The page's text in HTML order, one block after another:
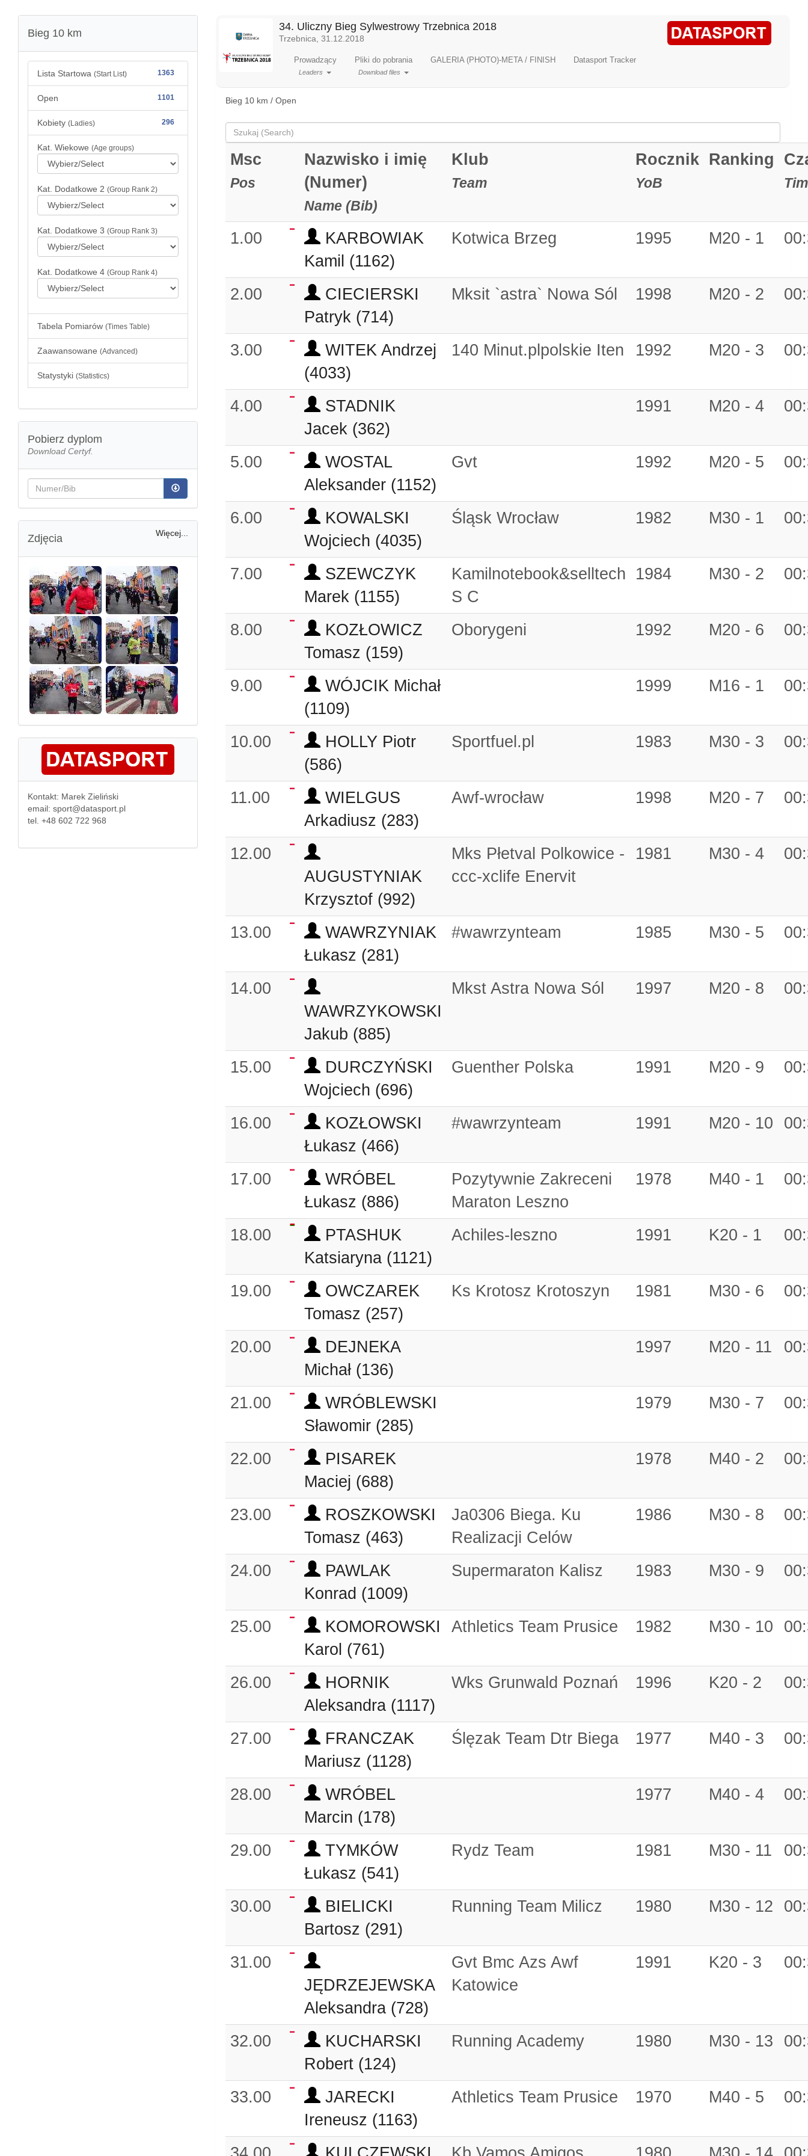
Bieg 10 km
Lista Startowa (Start List) 1363
Open 1101
Kobiety (Ladies) 296
Kat. Wiekowe (Age groups)
Kat. Dodatkowe 2 (Group Rank 2)
Kat. Dodatkowe 3 (Group Rank 3)
Kat. Dodatkowe 4 (Group Rank 4)
Tabela Pomiarów (Times Table)
Zaawansowane (Advanced)
Statystyki (Statistics)
Pobierz dyplom
Download Certyf.
Więcej...
Zdjęcia
Kontakt: Marek Zieliński
email: sport@datasport.pl
tel. +48 602 722 968
34. Uliczny Bieg Sylwestrowy Trzebnica 2018
Trzebnica, 31.12.2018
Prowadzący
Leaders
Pliki do pobrania
Download files
GALERIA (PHOTO)-META / FINISH Datasport Tracker
Bieg 10 km / Open
Msc
Pos
Nazwisko i imię
(Numer)
Name (Bib)
Klub
Team
Rocznik
YoB
Ranking
1.00
KARBOWIAK
Kamil (1162)
Kotwica Brzeg 1995 M20 - 1
2.00
CIECIERSKI
Patryk (714)
Mksit `astra` Nowa Sól 1998 M20 - 2
3.00
WITEK Andrzej
(4033)
140 Minut.plpolskie Iten 1992 M20 - 3
4.00
STADNIK
Jacek (362)
1991 M20 - 4
5.00
WOSTAL
Aleksander (1152)
Gvt 1992 M20 - 5
6.00
KOWALSKI
Wojciech (4035)
Śląsk Wrocław 1982 M30 - 1
7.00
SZEWCZYK
Marek (1155)
Kamilnotebook&selltech
S C
1984 M30 - 2
8.00
KOZŁOWICZ
Tomasz (159)
Oborygeni 1992 M20 - 6
9.00
WÓJCIK Michał
(1109)
1999 M16 - 1
10.00
HOLLY Piotr
(586)
Sportfuel.pl 1983 M30 - 3
11.00
WIELGUS
Arkadiusz (283)
Awf-wrocław 1998 M20 - 7
12.00
AUGUSTYNIAK
Krzysztof (992)
Mks Płetval Polkowice -
ccc-xclife Enervit
1981 M30 - 4
13.00
WAWRZYNIAK
Łukasz (281)
#wawrzynteam 1985 M30 - 5
14.00
WAWRZYKOWSKI
Jakub (885)
Mkst Astra Nowa Sól 1997 M20 - 8
15.00
DURCZYŃSKI
Wojciech (696)
Guenther Polska 1991 M20 - 9
16.00
KOZŁOWSKI
Łukasz (466)
#wawrzynteam 1991 M20 - 10
17.00
WRÓBEL
Łukasz (886)
Pozytywnie Zakreceni
Maraton Leszno
1978 M40 - 1
18.00
PTASHUK
Katsiaryna (1121)
Achiles-leszno 1991 K20 - 1
19.00
OWCZAREK
Tomasz (257)
Ks Krotosz Krotoszyn 1981 M30 - 6
20.00
DEJNEKA
Michał (136)
1997 M20 - 11
21.00
WRÓBLEWSKI
Sławomir (285)
1979 M30 - 7
22.00
PISAREK
Maciej (688)
1978 M40 - 2
23.00
ROSZKOWSKI
Tomasz (463)
Ja0306 Biega. Ku
Realizacji Celów
1986 M30 - 8
24.00
PAWLAK
Konrad (1009)
Supermaraton Kalisz 1983 M30 - 9
25.00
KOMOROWSKI
Karol (761)
Athletics Team Prusice 1982 M30 - 10
26.00
HORNIK
Aleksandra (1117)
Wks Grunwald Poznań 1996 K20 - 2
27.00
FRANCZAK
Mariusz (1128)
Ślęzak Team Dtr Biega 1977 M40 - 3
28.00
WRÓBEL
Marcin (178)
1977 M40 - 4
29.00
TYMKÓW
Łukasz (541)
Rydz Team 1981 M30 - 11
30.00
BIELICKI
Bartosz (291)
Running Team Milicz 1980 M30 - 12
31.00
JĘDRZEJEWSKA
Aleksandra (728)
Gvt Bmc Azs Awf
Katowice
1991 K20 - 3
32.00
KUCHARSKI
Robert (124)
Running Academy 1980 M30 - 13
33.00
JARECKI
Ireneusz (1163)
Athletics Team Prusice 1970 M40 - 5